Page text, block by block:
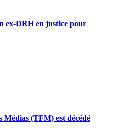
ex-DRH en justice pour
(TFM) est décédé